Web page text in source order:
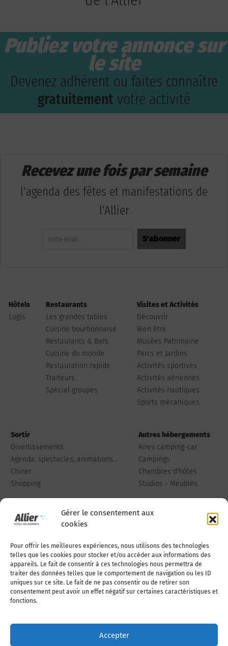
Gérer le consentement aux
cookies
Pour offrir les meilleures expériences, nous utilisons des technologies
telles que les cookies pour stocker et/ou accéder aux informations des
appareils. Le fait de consentir à ces technologies nous permettra de
traiter des données telles que le comportement de navigation ou les ID
uniques sur ce site. Le fait de ne pas consentir ou de retirer son
consentement peut avoir un effet négatif sur certaines caractéristiques et
fonctions.
Accepter
Publiez votre annonce sur
le site
Devenez adhérent ou faites connaître
gratuitement votre activité
Recevez une fois par semaine
l'agenda des fêtes et manifestations de
l'Allier
Hôtels
Logis
Restaurants
Les grandes tables
Cuisine bourbonnaise
Restaurants & Bars
Cuisine du monde
Restauration rapide
Traiteurs
Spécial groupes
Visites et Activités
Découvrir
Bien être
Musées Patrimoine
Parcs et Jardins
Activités sportives
Activités aériennes
Activités nautiques
Sports mécaniques
Sortir
Divertissements
Agenda, spectacles, animations...
Chiner
Shopping
Autres hébergements
Aires camping-car
Campings
Chambres d'hôtes
Studios - Meublés
Qui sommes-nous Publiez votre annonce
Adhérer à l’association Nous contacter